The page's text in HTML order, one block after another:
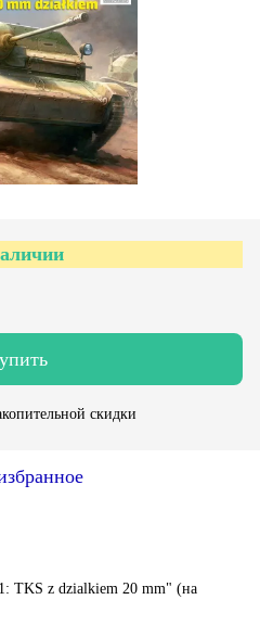
скидки
TKS z dzialkiem 20 mm" (на